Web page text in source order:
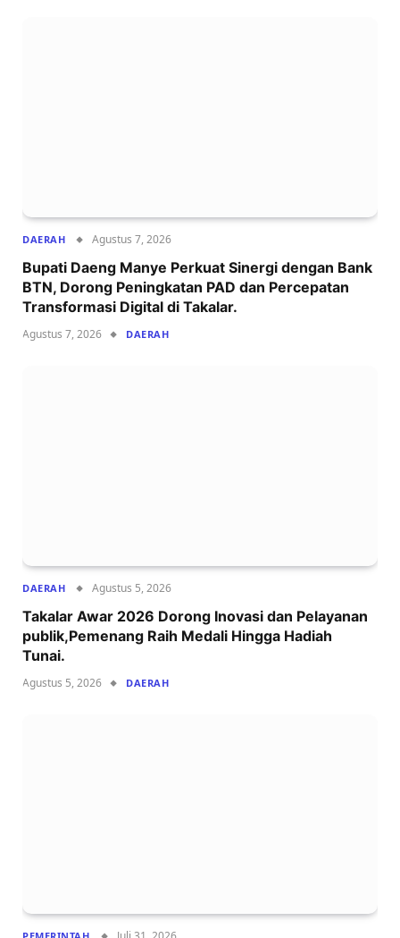
DAERAH Agustus 7, 2026
Bupati Daeng Manye Perkuat Sinergi dengan Bank
BTN, Dorong Peningkatan PAD dan Percepatan
Transformasi Digital di Takalar.
Agustus 7, 2026 DAERAH
DAERAH Agustus 5, 2026
Takalar Awar 2026 Dorong Inovasi dan Pelayanan
publik,Pemenang Raih Medali Hingga Hadiah
Tunai.
Agustus 5, 2026 DAERAH